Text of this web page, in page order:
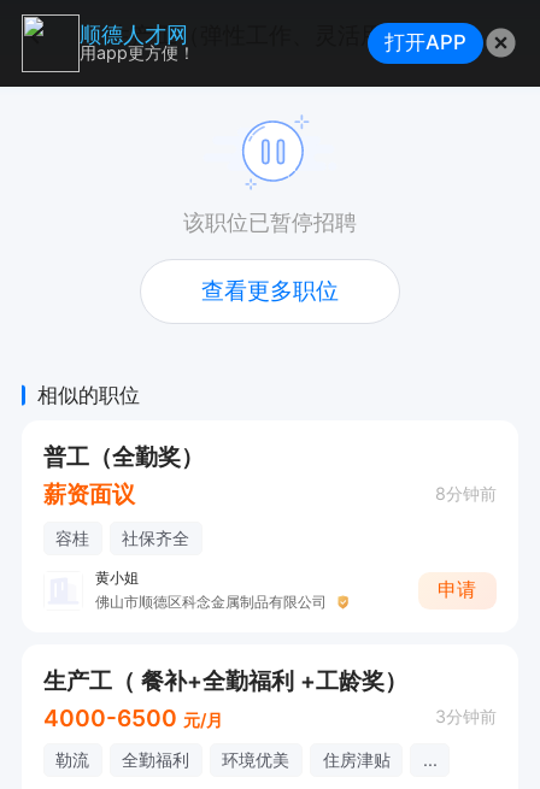
生产工（弹性工作、灵活用工+社保齐全+接受应届生）
该职位已暂停招聘
查看更多职位
相似的职位
普工（全勤奖）
薪资面议
8分钟前
容桂 社保齐全
黄小姐
佛山市顺德区科念金属制品有限公司
申请
生产工（ 餐补+全勤福利 +工龄奖）
4000-6500 元/月 3分钟前
勒流 全勤福利 环境优美 住房津贴 ...
顺德人才网
用app更方便！ 打开APP